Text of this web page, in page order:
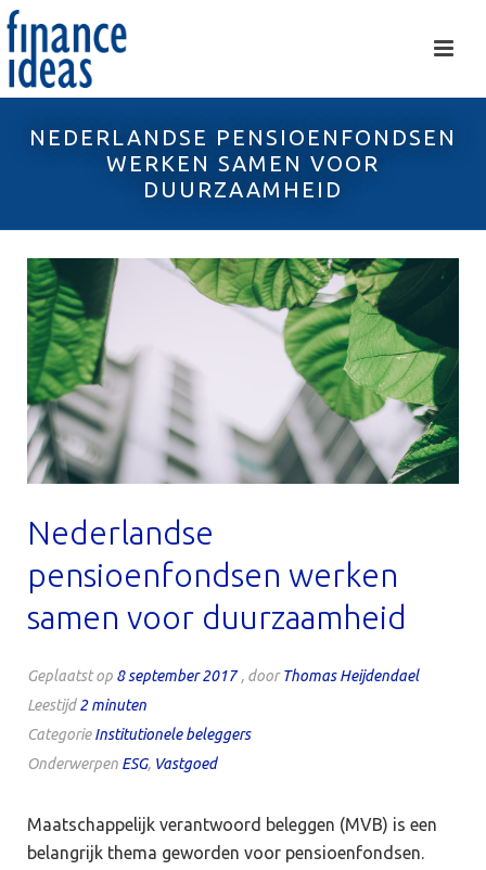
NEDERLANDSE PENSIOENFONDSEN
WERKEN SAMEN VOOR
DUURZAAMHEID
Nederlandse
pensioenfondsen werken
samen voor duurzaamheid
Geplaatst op 8 september 2017 , doorThomas Heijdendael
Leestijd2minuten
CategorieInstitutionele beleggers
Onderwerpen ESG, Vastgoed
Maatschappelijk verantwoord beleggen (MVB) is een
belangrijk thema geworden voor pensioenfondsen.